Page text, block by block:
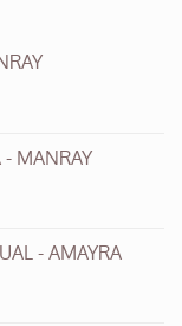
- MANRAY
- AMAYRA